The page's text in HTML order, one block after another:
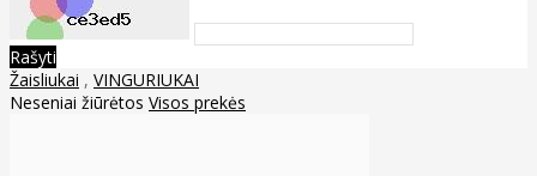
Rašyti
Žaisliukai , VINGURIUKAI
Neseniai žiūrėtos Visos prekės